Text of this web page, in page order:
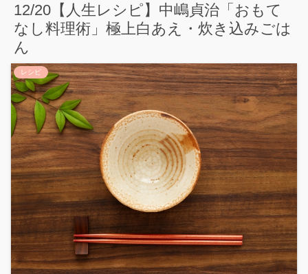
12/20【人生レシピ】中嶋貞治「おもて
なし料理術」極上白あえ・炊き込みごは
ん
レシピ